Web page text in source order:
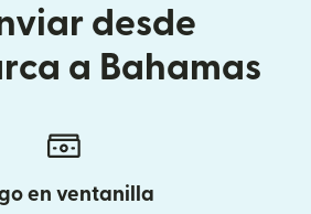
desde
a Bahamas
en ventanilla